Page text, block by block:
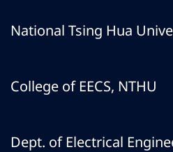
National Tsing Hua
College of EECS, NTHU
Dept. of Electrical